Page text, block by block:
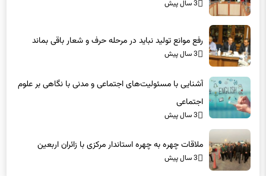
3 سال پیش
رفع موانع تولید نباید در مرحله حرف و شعار باقی بماند
3 سال پیش
آشنایی با مسئولیت‌های اجتماعی و مدنی با نگاهی بر علوم
اجتماعی
3 سال پیش
ملاقات چهره به چهره استاندار مرکزی با زائران اربعین
3 سال پیش